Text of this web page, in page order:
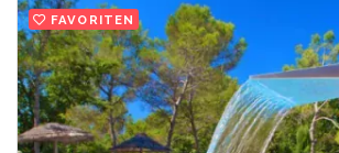
FAVORITEN